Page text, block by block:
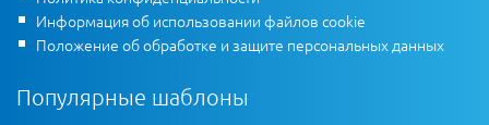
Информация об использовании файлов cookie
Положение об обработке и защите персональных данных
Популярные шаблоны